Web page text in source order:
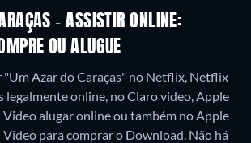
- ASSISTIR ONLINE:
OU ALUGUE
"Um Azar do Caraças" no Netflix, Netflix
legalmente online, no Claro video, Apple
Video alugar online ou também no Apple
Video para comprar o Download. Não há